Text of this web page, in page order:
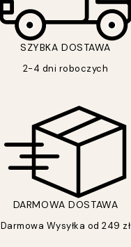
SZYBKA DOSTAWA
2-4 dni roboczych
DARMOWA DOSTAWA
Darmowa Wysyłka od 249 zł